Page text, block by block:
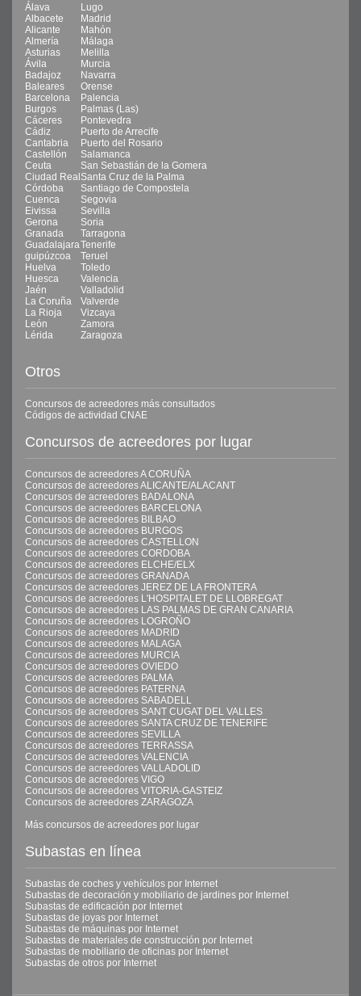
Álava
Lugo
Albacete
Madrid
Alicante
Mahón
Almería
Málaga
Asturias
Melilla
Ávila
Murcia
Badajoz
Navarra
Baleares
Orense
Barcelona
Palencia
Burgos
Palmas (Las)
Cáceres
Pontevedra
Cádiz
Puerto de Arrecife
Cantabria
Puerto del Rosario
Castellón
Salamanca
Ceuta
San Sebastián de la Gomera
Ciudad Real Santa Cruz de la Palma
Córdoba
Santiago de Compostela
Cuenca
Segovia
Eivissa
Sevilla
Gerona
Soria
Granada
Tarragona
GuadalajaraTenerife
guipúzcoa
Teruel
Huelva
Toledo
Huesca
Valencia
Jaén
Valladolid
La Coruña
Valverde
La Rioja
Vizcaya
León
Zamora
Lérida
Zaragoza
Otros
Concursos de acreedores más consultados
Códigos de actividad CNAE
Concursos de acreedores por lugar
Concursos de acreedores A CORUÑA
Concursos de acreedores ALICANTE/ALACANT
Concursos de acreedores BADALONA
Concursos de acreedores BARCELONA
Concursos de acreedores BILBAO
Concursos de acreedores BURGOS
Concursos de acreedores CASTELLON
Concursos de acreedores CORDOBA
Concursos de acreedores ELCHE/ELX
Concursos de acreedores GRANADA
Concursos de acreedores JEREZ DE LA FRONTERA
Concursos de acreedores L'HOSPITALET DE LLOBREGAT
Concursos de acreedores LAS PALMAS DE GRAN CANARIA
Concursos de acreedores LOGROÑO
Concursos de acreedores MADRID
Concursos de acreedores MALAGA
Concursos de acreedores MURCIA
Concursos de acreedores OVIEDO
Concursos de acreedores PALMA
Concursos de acreedores PATERNA
Concursos de acreedores SABADELL
Concursos de acreedores SANT CUGAT DEL VALLES
Concursos de acreedores SANTA CRUZ DE TENERIFE
Concursos de acreedores SEVILLA
Concursos de acreedores TERRASSA
Concursos de acreedores VALENCIA
Concursos de acreedores VALLADOLID
Concursos de acreedores VIGO
Concursos de acreedores VITORIA-GASTEIZ
Concursos de acreedores ZARAGOZA
Más concursos de acreedores por lugar
Subastas en línea
Subastas de coches y vehículos por Internet
Subastas de decoración y mobiliario de jardines por Internet
Subastas de edificación por Internet
Subastas de joyas por Internet
Subastas de máquinas por Internet
Subastas de materiales de construcción por Internet
Subastas de mobiliario de oficinas por Internet
Subastas de otros por Internet